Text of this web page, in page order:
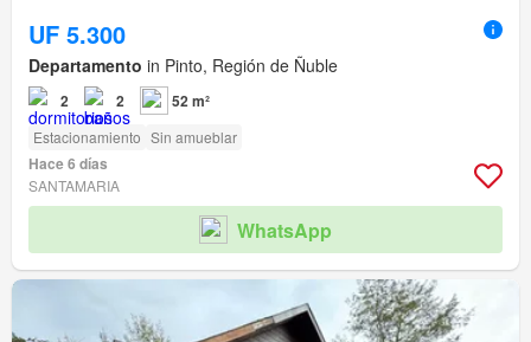
UF 5.300
Departamento in Pinto, Región de Ñuble
2 2 52 m²
Estacionamiento Sin amueblar
Hace 6 días
SANTAMARIA
WhatsApp